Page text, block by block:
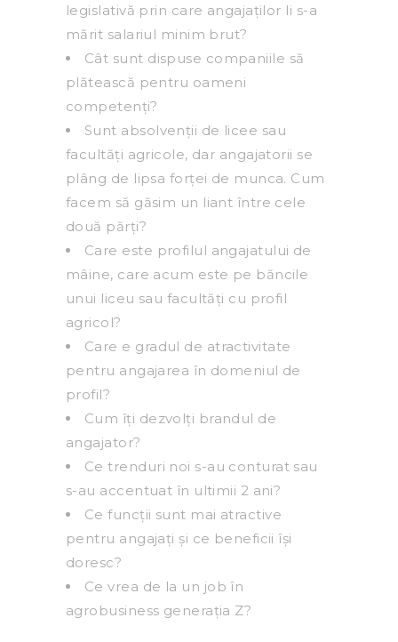
legislativă prin care angajaților li s-a
mărit salariul minim brut?
Cât sunt dispuse companiile să
plătească pentru oameni
competenți?
Sunt absolvenții de licee sau
facultăți agricole, dar angajatorii se
plâng de lipsa forței de munca. Cum
facem să găsim un liant între cele
două părți?
Care este profilul angajatului de
mâine, care acum este pe băncile
unui liceu sau facultăți cu profil
agricol?
Care e gradul de atractivitate
pentru angajarea în domeniul de
profil?
Cum îți dezvolți brandul de
angajator?
Ce trenduri noi s-au conturat sau
s-au accentuat în ultimii 2 ani?
Ce funcții sunt mai atractive
pentru angajați și ce beneficii își
doresc?
Ce vrea de la un job în
agrobusiness generația Z?